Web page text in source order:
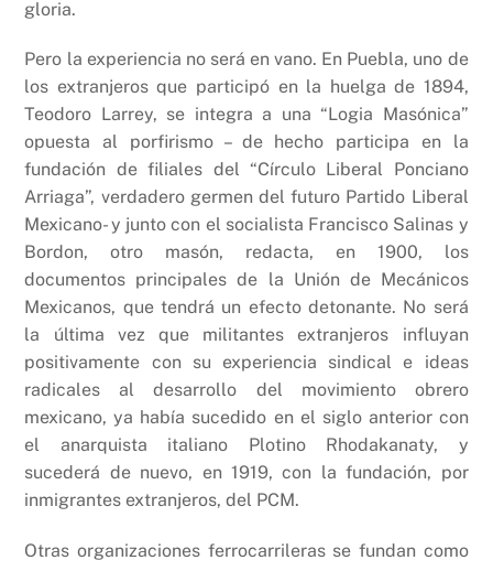
gloria.
Pero la experiencia no será en vano. En Puebla, uno de
los extranjeros que participó en la huelga de 1894,
Teodoro Larrey, se integra a una “Logia Masónica”
opuesta al porfirismo – de hecho participa en la
fundación de filiales del “Círculo Liberal Ponciano
Arriaga”, verdadero germen del futuro Partido Liberal
Mexicano- y junto con el socialista Francisco Salinas y
Bordon, otro masón, redacta, en 1900, los
documentos principales de la Unión de Mecánicos
Mexicanos, que tendrá un efecto detonante. No será
la última vez que militantes extranjeros influyan
positivamente con su experiencia sindical e ideas
radicales al desarrollo del movimiento obrero
mexicano, ya había sucedido en el siglo anterior con
el anarquista italiano Plotino Rhodakanaty, y
sucederá de nuevo, en 1919, con la fundación, por
inmigrantes extranjeros, del PCM.
Otras organizaciones ferrocarrileras se fundan como